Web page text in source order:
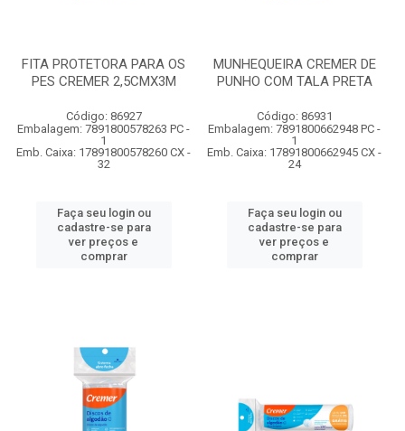
FITA PROTETORA PARA OS
PES CREMER 2,5CMX3M
Código: 86927
Embalagem: 7891800578263 PC -
1
Emb. Caixa: 17891800578260 CX -
32
Faça seu login ou
cadastre-se para
ver preços e
comprar
MUNHEQUEIRA CREMER DE
PUNHO COM TALA PRETA
Código: 86931
Embalagem: 7891800662948 PC -
1
Emb. Caixa: 17891800662945 CX -
24
Faça seu login ou
cadastre-se para
ver preços e
comprar